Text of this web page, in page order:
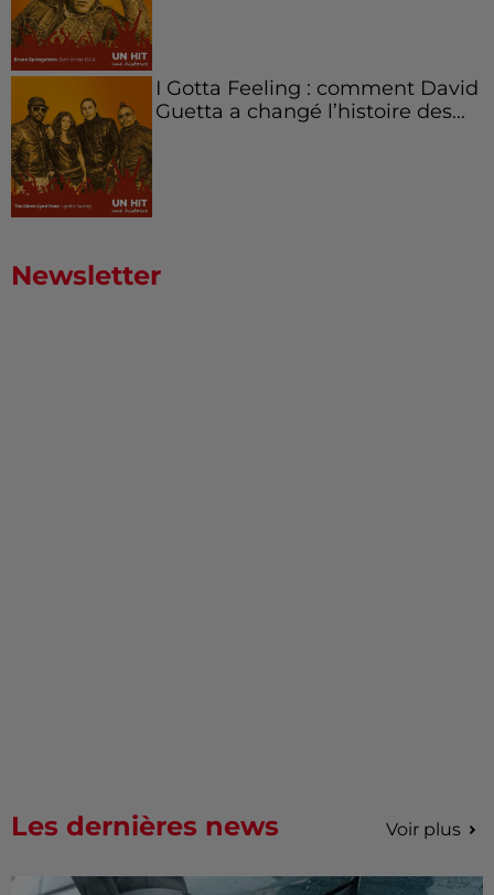
I Gotta Feeling : comment David
Guetta a changé l’histoire des...
Newsletter
Les dernières news Voir plus